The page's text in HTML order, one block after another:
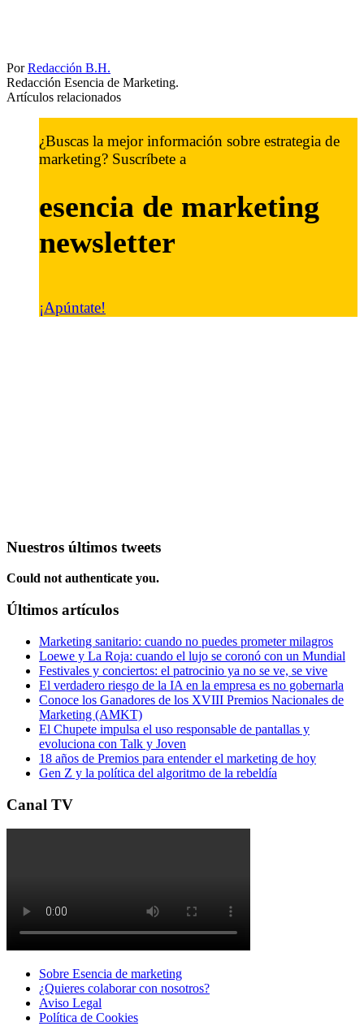
PorRedacción B.H.
Redacción Esencia de Marketing.
Artículos relacionados
¿Buscas la mejor información sobre estrategia de
marketing? Suscríbete a
esencia de marketing
newsletter
¡Apúntate!
Nuestros últimos tweets
Could not authenticate you.
Últimos artículos
Marketing sanitario: cuando no puedes prometer milagros
Loewe y La Roja: cuando el lujo se coronó con un Mundial
Festivales y conciertos: el patrocinio ya no se ve, se vive
El verdadero riesgo de la IA en la empresa es no gobernarla
Conoce los Ganadores de los XVIII Premios Nacionales de
Marketing (AMKT)
El Chupete impulsa el uso responsable de pantallas y
evoluciona con Talk y Joven
18 años de Premios para entender el marketing de hoy
Gen Z y la política del algoritmo de la rebeldía
Canal TV
Sobre Esencia de marketing
¿Quieres colaborar con nosotros?
Aviso Legal
Polí­tica de Cookies